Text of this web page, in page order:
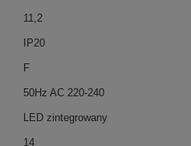
11,2
IP20
F
50Hz AC 220-240
LED zintegrowany
14